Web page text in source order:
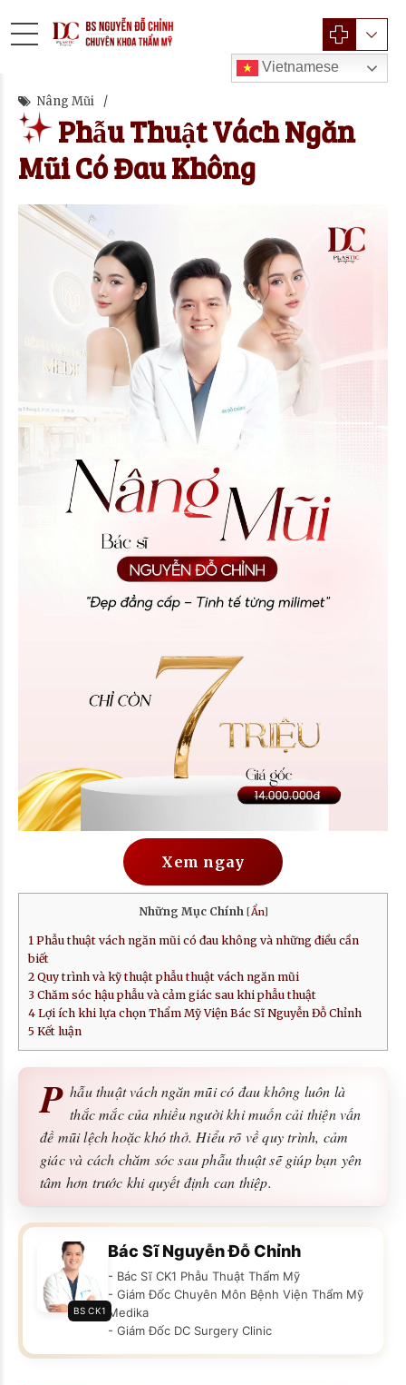
Vietnamese
Nâng Mũi
Phẫu Thuật Vách Ngăn
Mũi Có Đau Không
Xem ngay
Những Mục Chính [Ẩn]
1 Phẫu thuật vách ngăn mũi có đau không và những điều cần
biết
2 Quy trình và kỹ thuật phẫu thuật vách ngăn mũi
3 Chăm sóc hậu phẫu và cảm giác sau khi phẫu thuật
4 Lợi ích khi lựa chọn Thẩm Mỹ Viện Bác Sĩ Nguyễn Đỗ Chỉnh
5 Kết luận
P hẫu thuật vách ngăn mũi có đau không luôn là
thắc mắc của nhiều người khi muốn cải thiện vấn
đề mũi lệch hoặc khó thở. Hiểu rõ về quy trình, cảm
giác và cách chăm sóc sau phẫu thuật sẽ giúp bạn yên
tâm hơn trước khi quyết định can thiệp.
BS CK1
Bác Sĩ Nguyễn Đỗ Chỉnh
- Bác Sĩ CK1 Phẫu Thuật Thẩm Mỹ
- Giám Đốc Chuyên Môn Bệnh Viện Thẩm Mỹ
Medika
- Giám Đốc DC Surgery Clinic